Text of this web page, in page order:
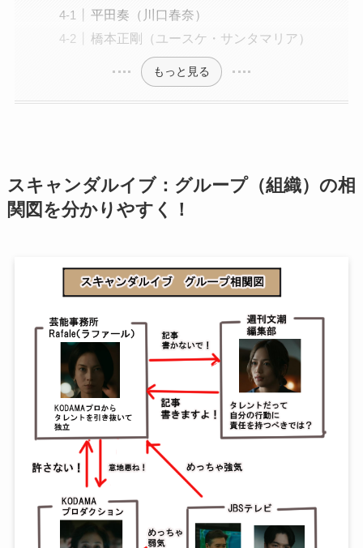
平田奏（川口春奈）
橋本正剛（ユースケ・サンタマリア）
もっと見る
スキャンダルイブ：グループ（組織）の相
関図を分かりやすく！